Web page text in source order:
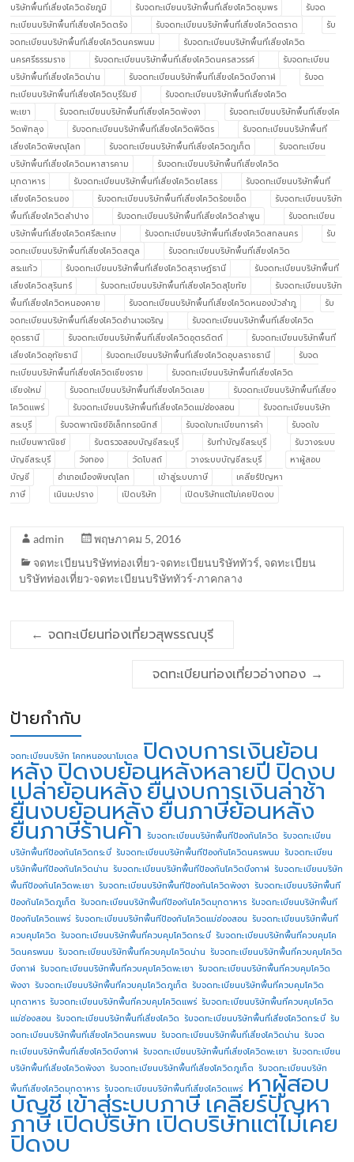
บริษัทพื้นที่เสี่ยงโควิดชัยภูมิ
รับจดทะเบียนบริษัทพื้นที่เสี่ยงโควิดชุมพร
รับจด
ทะเบียนบริษัทพื้นที่เสี่ยงโควิดตรัง
รับจดทะเบียนบริษัทพื้นที่เสี่ยงโควิดตราด
รับ
จดทะเบียนบริษัทพื้นที่เสี่ยงโควิดนครพนม
รับจดทะเบียนบริษัทพื้นที่เสี่ยงโควิด
นครศรีธรรมราช
รับจดทะเบียนบริษัทพื้นที่เสี่ยงโควิดนครสวรรค์
รับจดทะเบียน
บริษัทพื้นที่เสี่ยงโควิดน่าน
รับจดทะเบียนบริษัทพื้นที่เสี่ยงโควิดบึงกาฬ
รับจด
ทะเบียนบริษัทพื้นที่เสี่ยงโควิดบุรีรัมย์
รับจดทะเบียนบริษัทพื้นที่เสี่ยงโควิด
พะเยา
รับจดทะเบียนบริษัทพื้นที่เสี่ยงโควิดพังงา
รับจดทะเบียนบริษัทพื้นที่เสี่ยงโค
วิดพัทลุง
รับจดทะเบียนบริษัทพื้นที่เสี่ยงโควิดพิจิตร
รับจดทะเบียนบริษัทพื้นที่
เสี่ยงโควิดพิษณุโลก
รับจดทะเบียนบริษัทพื้นที่เสี่ยงโควิดภูเก็ต
รับจดทะเบียน
บริษัทพื้นที่เสี่ยงโควิดมหาสารคาม
รับจดทะเบียนบริษัทพื้นที่เสี่ยงโควิด
มุกดาหาร
รับจดทะเบียนบริษัทพื้นที่เสี่ยงโควิดยโสธร
รับจดทะเบียนบริษัทพื้นที่
เสี่ยงโควิดระนอง
รับจดทะเบียนบริษัทพื้นที่เสี่ยงโควิดร้อยเอ็ด
รับจดทะเบียนบริษัท
พื้นที่เสี่ยงโควิดลำปาง
รับจดทะเบียนบริษัทพื้นที่เสี่ยงโควิดลำพูน
รับจดทะเบียน
บริษัทพื้นที่เสี่ยงโควิดศรีสะเกษ
รับจดทะเบียนบริษัทพื้นที่เสี่ยงโควิดสกลนคร
รับ
จดทะเบียนบริษัทพื้นที่เสี่ยงโควิดสตูล
รับจดทะเบียนบริษัทพื้นที่เสี่ยงโควิด
สระแก้ว
รับจดทะเบียนบริษัทพื้นที่เสี่ยงโควิดสุราษฎ์ธานี
รับจดทะเบียนบริษัทพื้นที่
เสี่ยงโควิดสุรินทร์
รับจดทะเบียนบริษัทพื้นที่เสี่ยงโควิดสุโขทัย
รับจดทะเบียนบริษัท
พื้นที่เสี่ยงโควิดหนองคาย
รับจดทะเบียนบริษัทพื้นที่เสี่ยงโควิดหนองบัวลำภู
รับ
จดทะเบียนบริษัทพื้นที่เสี่ยงโควิดอำนาจเจริญ
รับจดทะเบียนบริษัทพื้นที่เสี่ยงโควิด
อุดรธานี
รับจดทะเบียนบริษัทพื้นที่เสี่ยงโควิดอุตรดิตถ์
รับจดทะเบียนบริษัทพื้นที่
เสี่ยงโควิดอุทัยธานี
รับจดทะเบียนบริษัทพื้นที่เสี่ยงโควิดอุบลราชธานี
รับจด
ทะเบียนบริษัทพื้นที่เสี่ยงโควิดเชียงราย
รับจดทะเบียนบริษัทพื้นที่เสี่ยงโควิด
เชียงใหม่
รับจดทะเบียนบริษัทพื้นที่เสี่ยงโควิดเลย
รับจดทะเบียนบริษัทพื้นที่เสี่ยง
โควิดแพร่
รับจดทะเบียนบริษัทพื้นที่เสี่ยงโควิดแม่ฮ่องสอน
รับจดทะเบียนบริษัท
สระบุรี
รับจดพาณิชย์อิเล็กทรอนิกส์ รับจดใบทะเบียนการค้า
รับจดใบ
ทะเบียนพาณิชย์
รับตรวจสอบบัญชีสระบุรี รับทำบัญชีสระบุรี
รับวางระบบ
บัญชีสระบุรี
วังทอง วัดโบสถ์ วางระบบบัญชีสระบุรี
หาผู้สอบ
บัญชี
อำเภอเมืองพิษณุโลก เข้าสู่ระบบภาษี
เคลียร์ปัญหา
ภาษี
เนินมะปราง เปิดบริษัท เปิดบริษัทแต่ไม่เคยปิดงบ
admin
พฤษภาคม 5, 2016
จดทะเบียนบริษัทท่องเที่ยว-จดทะเบียนบริษัททัวร์, จดทะเบียน
บริษัทท่องเที่ยว-จดทะเบียนบริษัททัวร์-ภาคกลาง
← จดทะเบียนท่องเที่ยวสุพรรณบุรี
จดทะเบียนท่องเที่ยวอ่างทอง →
ป้ายกำกับ
จดทะเบียนบริษัท โคกหนองนาโมเดล ปิดงบการเงินย้อน
หลังปิดงบย้อนหลังหลายปี ปิดงบ
เปล่าย้อนหลังยื่นงบการเงินล่าช้า
ยื่นงบย้อนหลังยื่นภาษีย้อนหลัง
ยื่นภาษีร้านค้า รับจดทะเบียนบริษัทพื้นทีป้องกันโควิด รับจดทะเบียน
บริษัทพื้นทีป้องกันโควิดกระบี่ รับจดทะเบียนบริษัทพื้นทีป้องกันโควิดนครพนม รับจดทะเบียน
บริษัทพื้นทีป้องกันโควิดน่าน รับจดทะเบียนบริษัทพื้นทีป้องกันโควิดบึงกาฬ รับจดทะเบียนบริษัท
พื้นทีป้องกันโควิดพะเยา รับจดทะเบียนบริษัทพื้นทีป้องกันโควิดพังงา รับจดทะเบียนบริษัทพื้นที
ป้องกันโควิดภูเก็ต รับจดทะเบียนบริษัทพื้นทีป้องกันโควิดมุกดาหาร รับจดทะเบียนบริษัทพื้นที
ป้องกันโควิดแพร่ รับจดทะเบียนบริษัทพื้นทีป้องกันโควิดแม่ฮ่องสอน รับจดทะเบียนบริษัทพื้นที่
ควบคุมโควิด รับจดทะเบียนบริษัทพื้นที่ควบคุมโควิดกระบี่ รับจดทะเบียนบริษัทพื้นที่ควบคุมโค
วิดนครพนม รับจดทะเบียนบริษัทพื้นที่ควบคุมโควิดน่าน รับจดทะเบียนบริษัทพื้นที่ควบคุมโควิด
บึงกาฬ รับจดทะเบียนบริษัทพื้นที่ควบคุมโควิดพะเยา รับจดทะเบียนบริษัทพื้นที่ควบคุมโควิด
พังงา รับจดทะเบียนบริษัทพื้นที่ควบคุมโควิดภูเก็ต รับจดทะเบียนบริษัทพื้นที่ควบคุมโควิด
มุกดาหาร รับจดทะเบียนบริษัทพื้นที่ควบคุมโควิดแพร่ รับจดทะเบียนบริษัทพื้นที่ควบคุมโควิด
แม่ฮ่องสอน รับจดทะเบียนบริษัทพื้นที่เสี่ยงโควิด รับจดทะเบียนบริษัทพื้นที่เสี่ยงโควิดกระบี่ รับ
จดทะเบียนบริษัทพื้นที่เสี่ยงโควิดนครพนม รับจดทะเบียนบริษัทพื้นที่เสี่ยงโควิดน่าน รับจด
ทะเบียนบริษัทพื้นที่เสี่ยงโควิดบึงกาฬ รับจดทะเบียนบริษัทพื้นที่เสี่ยงโควิดพะเยา รับจดทะเบียน
บริษัทพื้นที่เสี่ยงโควิดพังงา รับจดทะเบียนบริษัทพื้นที่เสี่ยงโควิดภูเก็ต รับจดทะเบียนบริษัท
พื้นที่เสี่ยงโควิดมุกดาหาร รับจดทะเบียนบริษัทพื้นที่เสี่ยงโควิดแพร่ หาผู้สอบ
บัญชี เข้าสู่ระบบภาษี เคลียร์ปัญหา
ภาษีเปิดบริษัทเปิดบริษัทแต่ไม่เคย
ปิดงบ